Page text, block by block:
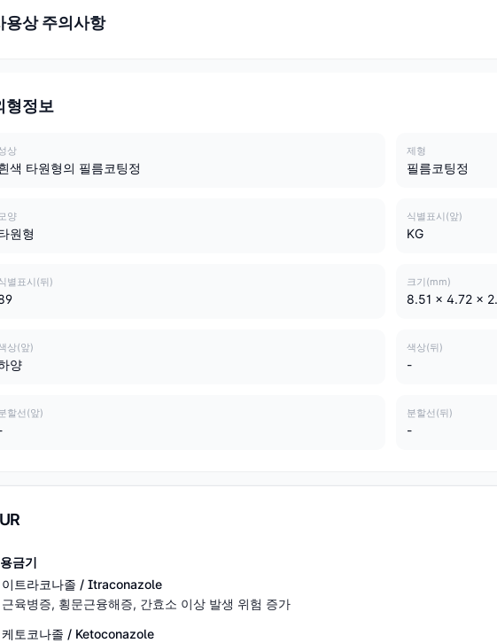
용상 주의사항
형정보
상
색 타원형의 필름코팅정
제형
필름코팅정
양
원형
식별표시(앞)
KG
별표시(뒤) 크기(mm)
8.51 x 4.72 x
상(앞)
양
색상(뒤)
-
할선(앞) 분할선(뒤)
-
금기
이트라코나졸 / Itraconazole
근육병증, 횡문근융해증, 간효소 이상 발생 위험 증가
케토코나졸 / Ketoconazole